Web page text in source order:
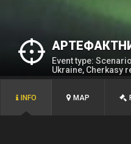
Event type:
Ukraine, Cherkasy
INFO MAP